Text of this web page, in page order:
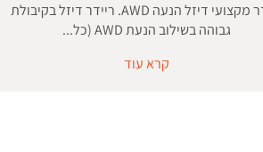
ריידר מקצועי דיזל הנעה AWD. ריידר דיזל בקיבולת
גבוהה בשילוב הנעת AWD (כל...
קרא עוד